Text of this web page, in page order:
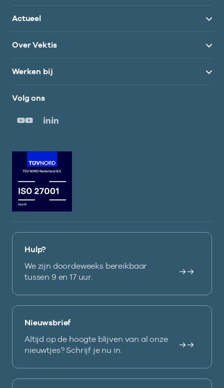
Actueel
Over Vektis
Werken bij
Volg ons
Hulp?
We zijn doordeweeks bereikbaar
tussen 9 en 17 uur.
Nieuwsbrief
Altijd op de hoogte blijven van al onze
nieuwtjes? Schrijf je nu in.